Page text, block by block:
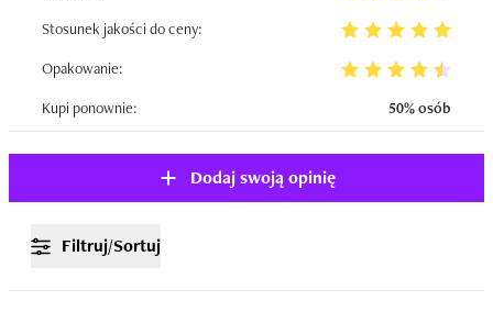
Stosunek jakości do ceny:
Opakowanie:
Kupi ponownie:
50% osób
Dodaj swoją opinię
Filtruj/Sortuj